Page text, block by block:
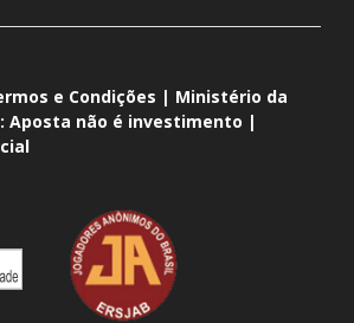
e Condições | Ministério da
Aposta não é investimento |